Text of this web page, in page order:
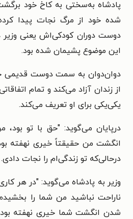
پادشاه به‌سختی به کاخ خود
شده خود از مرگ نجات پیدا
دوست دوران کودکی‌اش یعنی وزیر
این موضوع پشیمان شده بود.
دوان‌دوان به سمت دوست قدیمی
از زندان آزاد می‌کند و تمام
یکی‌یکی برای او تعریف می‌کند.
درپایان می‌گوید: "حق با تو
انگشت من حقیقتاً خیری نهفته
درحالی‌که تو زندگی‌ام را نجات دادی.
وزیر به پادشاه می‌گوید: "در هر
ناراحت نباشید من شما را
شدن انگشت شما خیری نهفته